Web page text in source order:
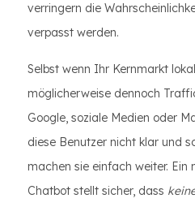
verringern die
verpasst werden.
Selbst wenn Ihr Kernmarkt
möglicherweise dennoch
Google, soziale Medien oder
diese Benutzer nicht klar und
machen sie einfach weiter.
Chatbot stellt sicher, dass